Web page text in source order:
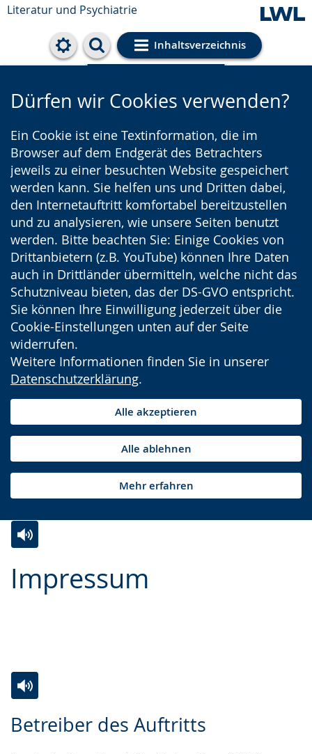
Literatur und Psychiatrie
Inhaltsverzeichnis
Cookie-Einstellungen
Dürfen wir Cookies verwenden?
Ein Cookie ist eine Textinformation, die im
Browser auf dem Endgerät des Betrachters
jeweils zu einer besuchten Website gespeichert
werden kann. Sie helfen uns und Dritten dabei,
den Internetauftritt komfortabel bereitzustellen
und zu analysieren, wie unsere Seiten benutzt
werden. Bitte beachten Sie: Einige Cookies von
Drittanbietern (z.B. YouTube) können Ihre Daten
auch in Drittländer übermitteln, welche nicht das
Schutzniveau bieten, das der DS-GVO entspricht.
Sie können Ihre Einwilligung jederzeit über die
Cookie-Einstellungen unten auf der Seite
widerrufen.
Weitere Informationen finden Sie in unserer
Datenschutzerklärung.
Alle akzeptieren
Alle ablehnen
Mehr erfahren
Impressum
Leichten
Sprache
Audio-
Unterstützung.
Video
angezeigt.
Betreiber des Auftritts
Leichten
Audio-
Video